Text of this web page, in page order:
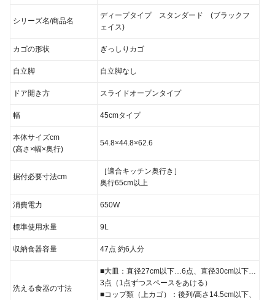
シリーズ名/商品名
ディープタイプ スタンダード (ブラックフ
ェイス)
カゴの形状 ぎっしりカゴ
自立脚 自立脚なし
ドア開き方 スライドオープンタイプ
幅 45cmタイプ
本体サイズcm
(高さ×幅×奥行)
54.8×44.8×62.6
据付必要寸法cm
［適合キッチン奥行き］
奥行65cm以上
消費電力 650W
標準使用水量 9L
収納食器容量 47点 約6人分
洗える食器の寸法
■大皿：直径27cm以下…6点、直径30cm以下…
3点（1点ずつスペースをあける）
■コップ類（上カゴ）：後列/高さ14.5cm以下、